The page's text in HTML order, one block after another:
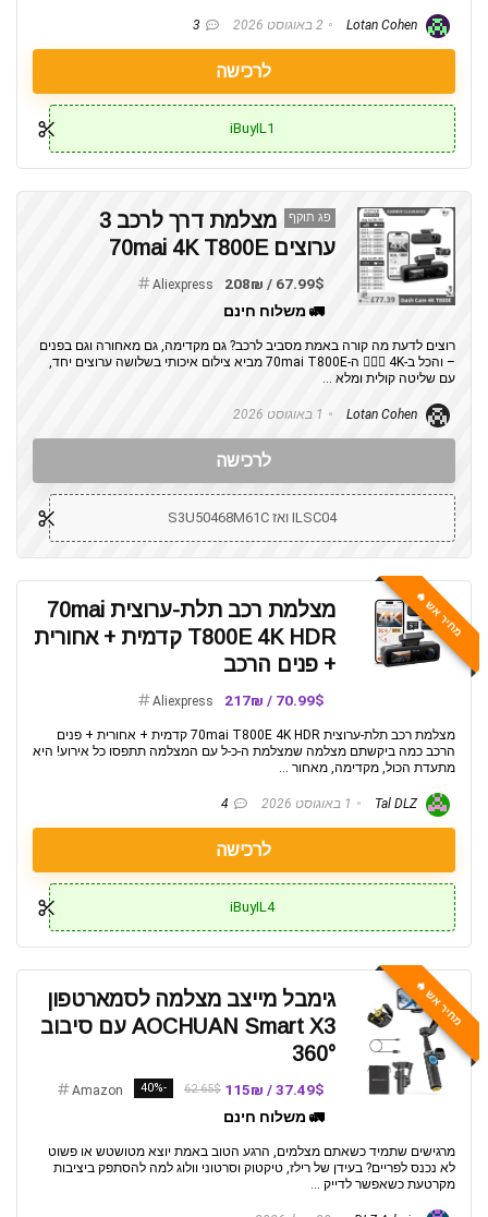
2 באוגוסט 2026 3
לרכישה
iBuyIL1
פג תוקף
מצלמת דרך לרכב 3
ערוצים 70mai 4K T800E
67.99$ / 208₪
Aliexpress
🚛 משלוח חינם
רוצים לדעת מה קורה באמת מסביב לרכב? גם מקדימה, גם מאחורה וגם בפנים
– והכל ב-4K 🕵️‍♂️🚗 ה-70mai T800E מביא צילום איכותי בשלושה ערוצים יחד,
עם שליטה קולית ומלא ...
1 באוגוסט 2026
לרכישה
ILSC04 ואז S3U50468M61C
מחיר אש 🔥
מצלמת רכב תלת-ערוצית 70mai
T800E 4K HDR קדמית + אחורית
+ פנים הרכב
70.99$ / 217₪
Aliexpress
מצלמת רכב תלת-ערוצית 70mai T800E 4K HDR קדמית + אחורית + פנים
הרכב כמה ביקשתם מצלמה שמצלמת ה-כ-ל עם המצלמה תתפסו כל אירוע! היא
מתעדת הכול, מקדימה, מאחור ...
Tal DLZ 1 באוגוסט 2026 4
לרכישה
iBuyIL4
מחיר אש 🔥
גימבל מייצב מצלמה לסמארטפון
AOCHUAN Smart X3 עם סיבוב
360°
37.49$ / 115₪
62.65$
-40%
Amazon
🚛 משלוח חינם
מרגישים שתמיד כשאתם מצלמים, הרגע הטוב באמת יוצא מטושטש או פשוט
לא נכנס לפריים? בעידן של רילז, טיקטוק וסרטוני וולוג למה להסתפק ביציבות
מקרטעת כשאפשר לדייק ...